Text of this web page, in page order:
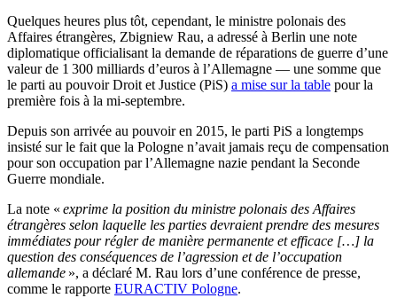
Quelques heures plus tôt, cependant, le ministre polonais des
Affaires étrangères, Zbigniew Rau, a adressé à Berlin une note
diplomatique officialisant la demande de réparations de guerre d’une
valeur de 1 300 milliards d’euros à l’Allemagne — une somme que
le parti au pouvoir Droit et Justice (PiS) a mise sur la table pour la
première fois à la mi-septembre.
Depuis son arrivée au pouvoir en 2015, le parti PiS a longtemps
insisté sur le fait que la Pologne n’avait jamais reçu de compensation
pour son occupation par l’Allemagne nazie pendant la Seconde
Guerre mondiale.
La note « exprime la position du ministre polonais des Affaires
étrangères selon laquelle les parties devraient prendre des mesures
immédiates pour régler de manière permanente et efficace […] la
question des conséquences de l’agression et de l’occupation
allemande », a déclaré M. Rau lors d’une conférence de presse,
comme le rapporte EURACTIV Pologne.